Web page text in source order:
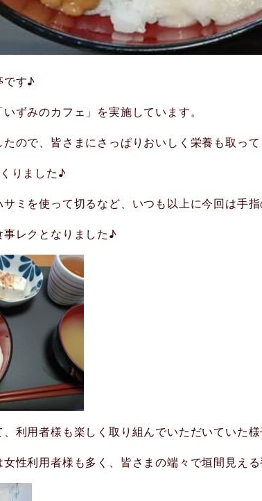
です♪
ずみのカフェ」を実施しています。
ので、皆さまにさっぱりおいしく栄養も取って
りました♪
ミを使って切るなど、 いつも以上に今回は手指
レクとなりました♪
利用者様も楽しく取り組んでいただいていた
性利用者様も多く、皆さまの端々で垣間見え